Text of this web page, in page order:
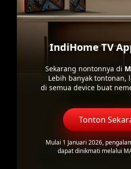
IndiHome TV
Sekarang nontonnya di
Lebih banyak tontonan,
di semua device buat
Tonton
Mulai 1 Januari 2026,
dapat dinikmati melalui